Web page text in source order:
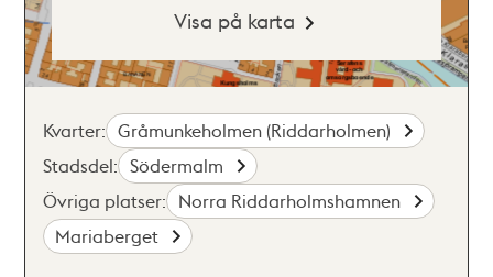
Visa på karta
Kvarter: Gråmunkeholmen (Riddarholmen)
Stadsdel: Södermalm
Övriga platser: Norra Riddarholmshamnen
Mariaberget